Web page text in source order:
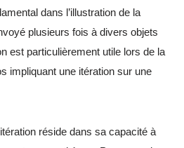
dans l’illustration de la
plusieurs fois à divers objets
est particulièrement utile lors de la
impliquant une itération sur une
réside dans sa capacité à